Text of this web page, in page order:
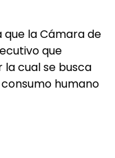
que la Cámara de
que
cual se busca
humano